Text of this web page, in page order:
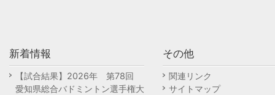
新着情報
【試合結果】2026年 第78回
愛知県総合バドミントン選手権大
その他
関連リンク
サイトマップ